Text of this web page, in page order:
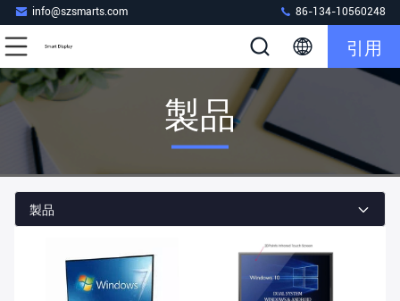
info@szsmarts.com 86-134-10560248
引用
製品
製品